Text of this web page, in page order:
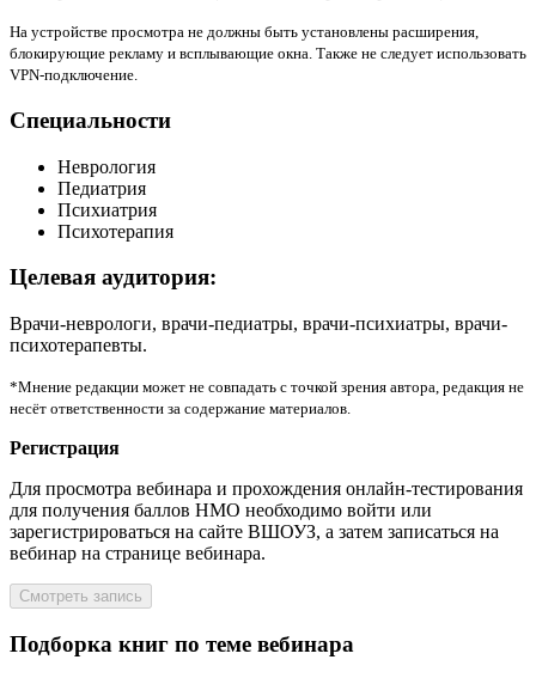
На устройстве просмотра не должны быть установлены расширения,
блокирующие рекламу и всплывающие окна. Также не следует использовать
VPN-подключение.
Специальности
Неврология
Педиатрия
Психиатрия
Психотерапия
Целевая аудитория:
Врачи-неврологи, врачи-педиатры, врачи-психиатры, врачи-
психотерапевты.
*Мнение редакции может не совпадать с точкой зрения автора, редакция не
несёт ответственности за содержание материалов.
Регистрация
Для просмотра вебинара и прохождения онлайн-тестирования
для получения баллов НМО необходимо войти или
зарегистрироваться на сайте ВШОУЗ, а затем записаться на
вебинар на странице вебинара.
Смотреть запись
Подборка книг по теме вебинара